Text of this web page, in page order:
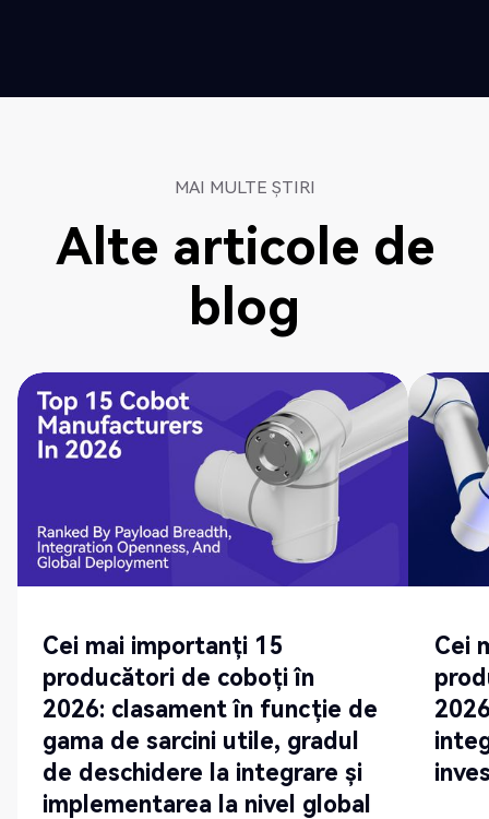
MAI MULTE ȘTIRI
Alte articole de
blog
Cei mai importanți 15
producători de coboți în
2026: clasament în funcție de
gama de sarcini utile, gradul
de deschidere la integrare și
implementarea la nivel global
Cei